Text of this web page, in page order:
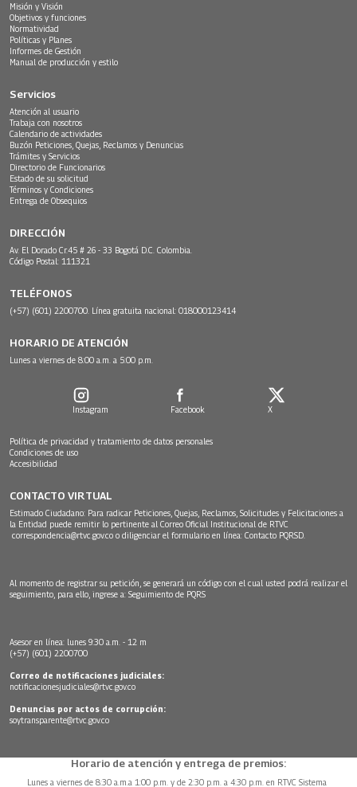
Misión y Visión
Objetivos y funciones
Normatividad
Políticas y Planes
Informes de Gestión
Manual de producción y estilo
Servicios
Atención al usuario
Trabaja con nosotros
Calendario de actividades
Buzón Peticiones, Quejas, Reclamos y Denuncias
Trámites y Servicios
Directorio de Funcionarios
Estado de su solicitud
Términos y Condiciones
Entrega de Obsequios
DIRECCIÓN
Av. El Dorado Cr.45 # 26 - 33 Bogotá D.C. Colombia.
Código Postal: 111321
TELÉFONOS
(+57) (601) 2200700. Línea gratuita nacional: 018000123414
HORARIO DE ATENCIÓN
Lunes a viernes de 8:00 a.m. a 5:00 p.m.
Instagram Facebook X
Política de privacidad y tratamiento de datos personales
Condiciones de uso
Accesibilidad
CONTACTO VIRTUAL
Estimado Ciudadano: Para radicar Peticiones, Quejas, Reclamos, Solicitudes y Felicitaciones a
la Entidad puede remitir lo pertinente al Correo Oficial Institucional de RTVC
correspondencia@rtvc.gov.co o diligenciar el formulario en línea: Contacto PQRSD.
Al momento de registrar su petición, se generará un código con el cual usted podrá realizar el
seguimiento, para ello, ingrese a: Seguimiento de PQRS
Asesor en línea: lunes 9:30 a.m. - 12 m
(+57) (601) 2200700
Correo de notificaciones judiciales:
notificacionesjudiciales@rtvc.gov.co
Denuncias por actos de corrupción:
soytransparente@rtvc.gov.co
Horario de atención y entrega de premios:
Lunes a viernes de 8:30 a.m.a 1:00 p.m. y de 2:30 p.m. a 4:30 p.m. en RTVC Sistema